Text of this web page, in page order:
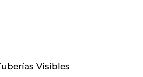
Visibles